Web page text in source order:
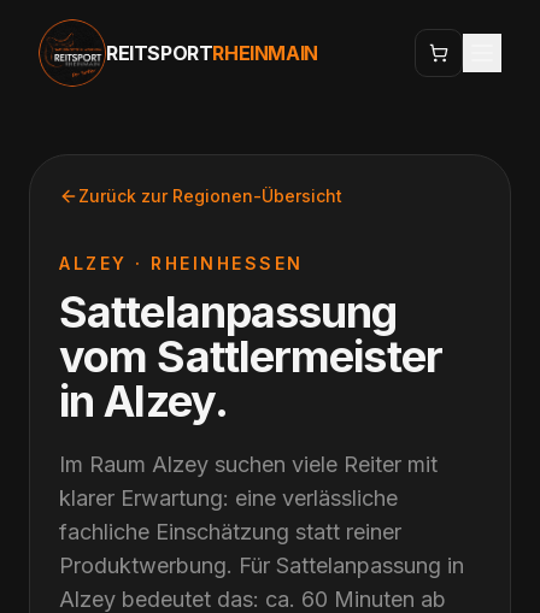
REITSPORTRHEINMAIN
Zurück zur Regionen-Übersicht
ALZEY · RHEINHESSEN
Sattelanpassung
vom Sattlermeister
inAlzey.
Im Raum Alzey suchen viele Reiter mit
klarer Erwartung: eine verlässliche
fachliche Einschätzung statt reiner
Produktwerbung. Für Sattelanpassung in
Alzey bedeutet das: ca. 60 Minuten ab